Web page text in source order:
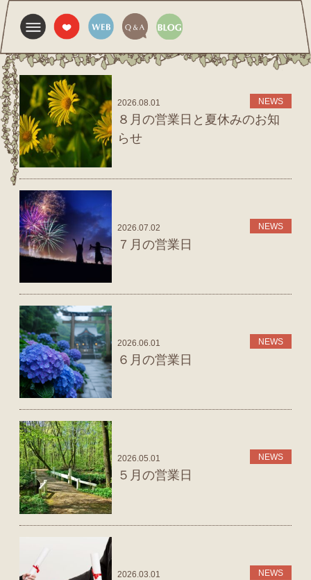
2026.08.01 NEWS
８月の営業日と夏休みのお知
らせ
2026.07.02 NEWS
７月の営業日
2026.06.01 NEWS
６月の営業日
2026.05.01 NEWS
５月の営業日
2026.03.01 NEWS